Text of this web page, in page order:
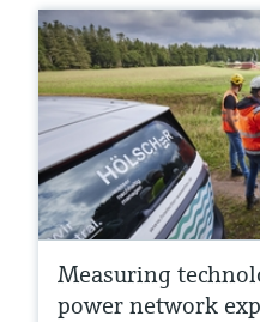
Measuring
power network